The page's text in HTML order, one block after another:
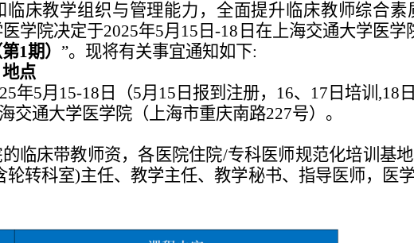
临床教学组织与管理能力 ， 全面提升临床教师综合
医学院决定于2025年5月15日-18 日在上海交通大学医学
第1期） ”。现将有关事宜通知如下:
地点
5年5月 15-18 日（5月15 日报到注册， 16、 17 日培训 ,18
海交通大学医学院（上海市重庆南路227号） 。
临床带教师资，各 医院住院/专科医师规范化培训基
轮转科室)主任、教学主任、教学秘书、指导医师，医